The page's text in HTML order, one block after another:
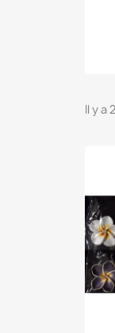
Il y a